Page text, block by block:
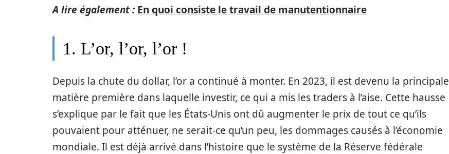
A lire également : En quoi consiste le travail de manutentionnaire
1. L’or, l’or, l’or !
Depuis la chute du dollar, l’or a continué à monter. En 2023, il est devenu la principale
matière première dans laquelle investir, ce qui a mis les traders à l’aise. Cette hausse
s’explique par le fait que les États-Unis ont dû augmenter le prix de tout ce qu’ils
pouvaient pour atténuer, ne serait-ce qu’un peu, les dommages causés à l’économie
mondiale. Il est déjà arrivé dans l’histoire que le système de la Réserve fédérale